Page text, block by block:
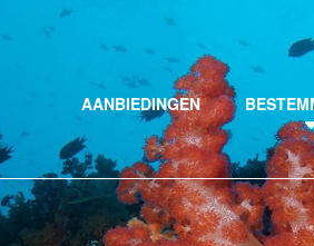
AANBIEDINGEN